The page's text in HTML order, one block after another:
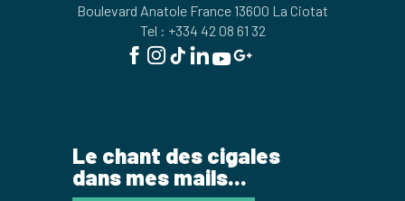
Boulevard Anatole France 13600 La Ciotat
Tel : +334 42 08 61 32
Le chant des cigales
dans mes mails...